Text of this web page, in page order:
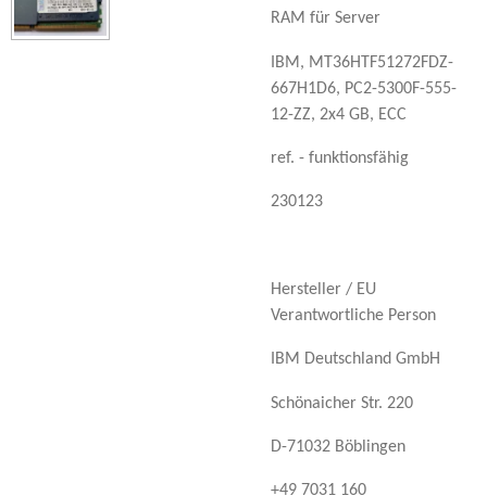
RAM für Server
IBM, MT36HTF51272FDZ-
667H1D6, PC2-5300F-555-
12-ZZ, 2x4 GB, ECC
ref. - funktionsfähig
230123
Hersteller / EU
Verantwortliche Person
IBM Deutschland GmbH
Schönaicher Str. 220
D-71032 Böblingen
+49 7031 160